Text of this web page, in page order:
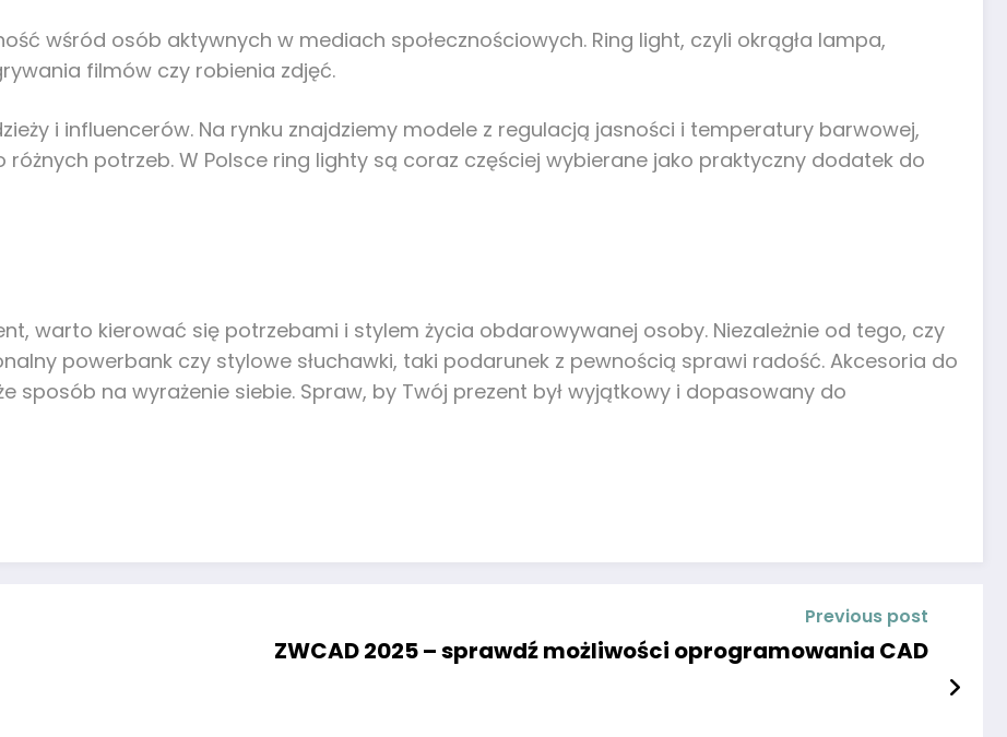
wśród osób aktywnych w mediach społecznościowych. Ring light, czyli okrągła lampa,
filmów czy robienia zdjęć.
i influencerów. Na rynku znajdziemy modele z regulacją jasności i temperatury barwowej,
potrzeb. W Polsce ring lighty są coraz częściej wybierane jako praktyczny dodatek do
warto kierować się potrzebami i stylem życia obdarowywanej osoby. Niezależnie od tego, czy
powerbank czy stylowe słuchawki, taki podarunek z pewnością sprawi radość. Akcesoria do
sposób na wyrażenie siebie. Spraw, by Twój prezent był wyjątkowy i dopasowany do
Previous post
ZWCAD 2025 – sprawdź możliwości oprogramowania CAD